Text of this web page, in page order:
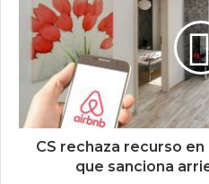
CS rechaza recurso
que sanciona